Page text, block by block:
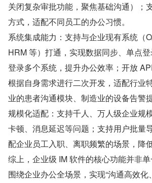
关闭复杂审批功能，聚焦基础沟通）；
方式，适配不同员工的办公习惯。
系统集成能力：支持与企业现有系统（
HRM 等）打通，实现数据同步、单点
登录多个系统，提升办公效率；开放
根据自身需求进行二次开发，适配行业
业的患者沟通模块、制造业的设备告警
规模化适配：支持千人、万人级企业规
卡顿、消息延迟等问题；支持用户批量
配企业员工入职、离职频繁的场景，降
综上，企业级 IM 软件的核心功能并非单
围绕企业办公全场景，实现“沟通高效